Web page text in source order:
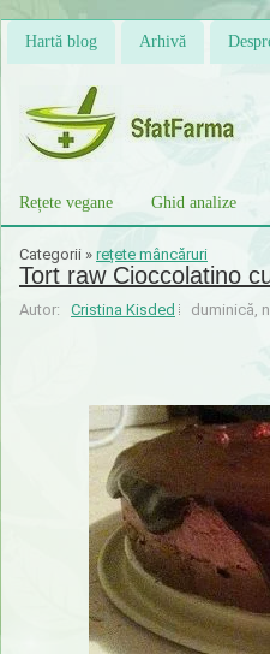
Hartă blog Arhivă
Rețete vegane Ghid analize
Categorii » rețete mâncăruri
Tort raw Cioccolatino
Autor: Cristina Kisded duminică,